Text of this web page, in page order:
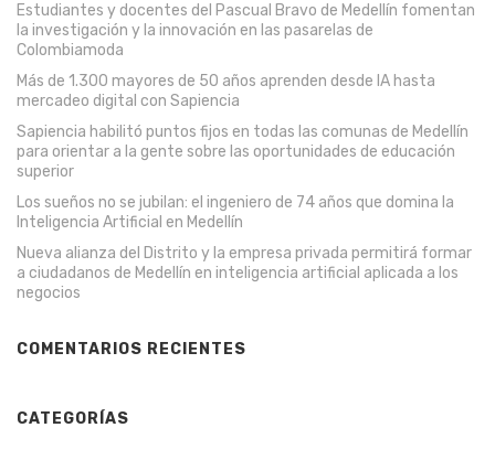
Estudiantes y docentes del Pascual Bravo de Medellín fomentan
la investigación y la innovación en las pasarelas de
Colombiamoda
Más de 1.300 mayores de 50 años aprenden desde IA hasta
mercadeo digital con Sapiencia
Sapiencia habilitó puntos fijos en todas las comunas de Medellín
para orientar a la gente sobre las oportunidades de educación
superior
Los sueños no se jubilan: el ingeniero de 74 años que domina la
Inteligencia Artificial en Medellín
Nueva alianza del Distrito y la empresa privada permitirá formar
a ciudadanos de Medellín en inteligencia artificial aplicada a los
negocios
COMENTARIOS RECIENTES
CATEGORÍAS